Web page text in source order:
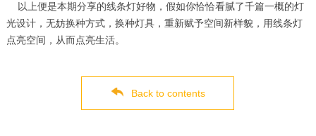
以上便是本期分享的线条灯好物，假如你恰恰看腻了千篇一概的灯
光设计，无妨换种方式，换种灯具，重新赋予空间新样貌，用线条灯
点亮空间，从而点亮生活。
Back to contents